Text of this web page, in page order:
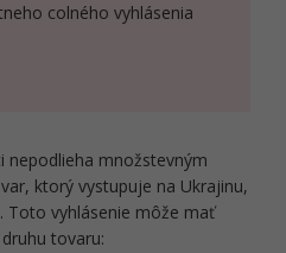
colného vyhlásenia
nepodlieha množstevným
ktorý vystupuje na Ukrajinu,
Toto vyhlásenie môže mať
tovaru: